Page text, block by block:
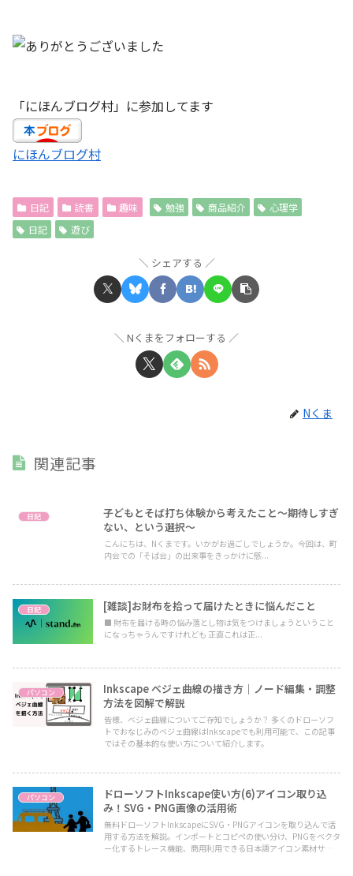
「にほんブログ村」に参加してます
にほんブログ村
日記 読書 趣味 勉強 商品紹介
心理学
日記
遊び
シェアする
Nくまをフォローする
Nくま
関連記事
日記
子どもとそば打ち体験から考えたこと〜期待しすぎ
ない、という選択〜
こんにちは、Nくまです。いかがお過ごしでしょうか。今回は、町
内会での「そば会」の出来事をきっかけに感...
日記 [雑談]お財布を拾って届けたときに悩んだこと
■ 財布を届ける時の悩み落とし物は気をつけましょうということ
になっちゃうんですけれども 正直これは正...
パソコン
Inkscape ベジェ曲線の描き方｜ノード編集・調整
方法を図解で解説
皆様、ベジェ曲線についてご存知でしょうか？ 多くのドローソフ
トでおなじみのベジェ曲線はInkscapeでも利用可能で、この記事
ではその基本的な使い方について紹介します。
パソコン
ドローソフトInkscape使い方(6)アイコン取り込
み！SVG・PNG画像の活用術
無料ドローソフトInkscapeにSVG・PNGアイコンを取り込んで活
用する方法を解説。インポートとコピペの使い分け、PNGをベクタ
ー化するトレース機能、商用利用できる日本語アイコン素材サイト